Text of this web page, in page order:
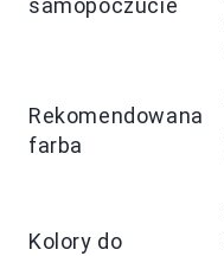
samopoczucie
Rekomendowana
farba
Kolory do